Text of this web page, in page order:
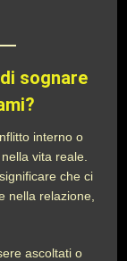
sognare
interno o
vita reale.
che ci
nella relazione,
ascoltati o